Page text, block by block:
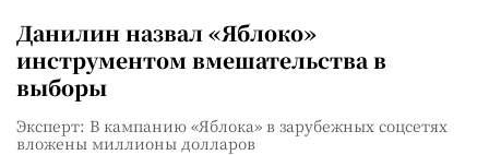
Данилин назвал «Яблоко»
инструментом вмешательства в
выборы
Эксперт: В кампанию «Яблока» в зарубежных соцсетях
вложены миллионы долларов